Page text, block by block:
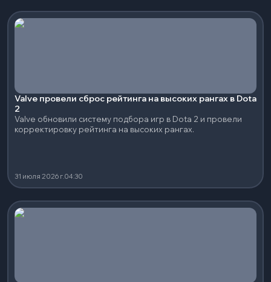
Valve провели сброс рейтинга на высоких рангах в Dota
2
Valve обновили систему подбора игр в Dota 2 и провели
корректировку рейтинга на высоких рангах.
31 июля 2026 г.04:30